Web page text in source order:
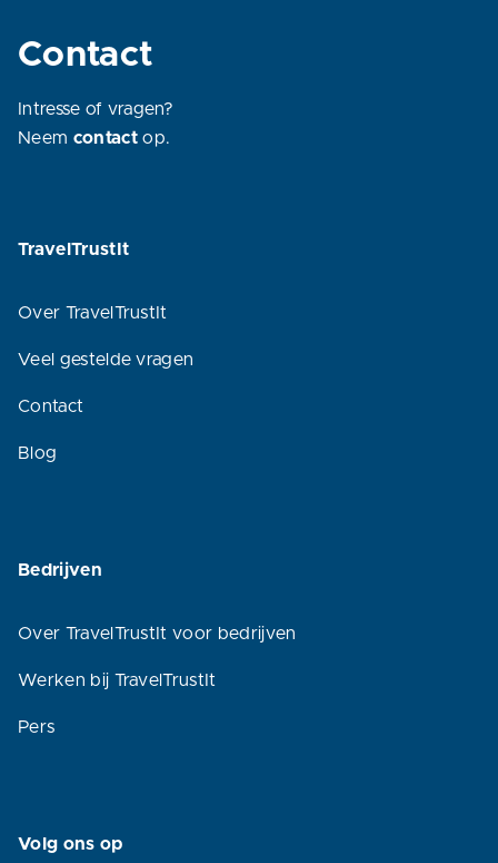
Contact
Intresse of vragen?
Neem contact op.
TravelTrustIt
Over TravelTrustIt
Veel gestelde vragen
Contact
Blog
Bedrijven
Over TravelTrustIt voor bedrijven
Werken bij TravelTrustIt
Pers
Volg ons op